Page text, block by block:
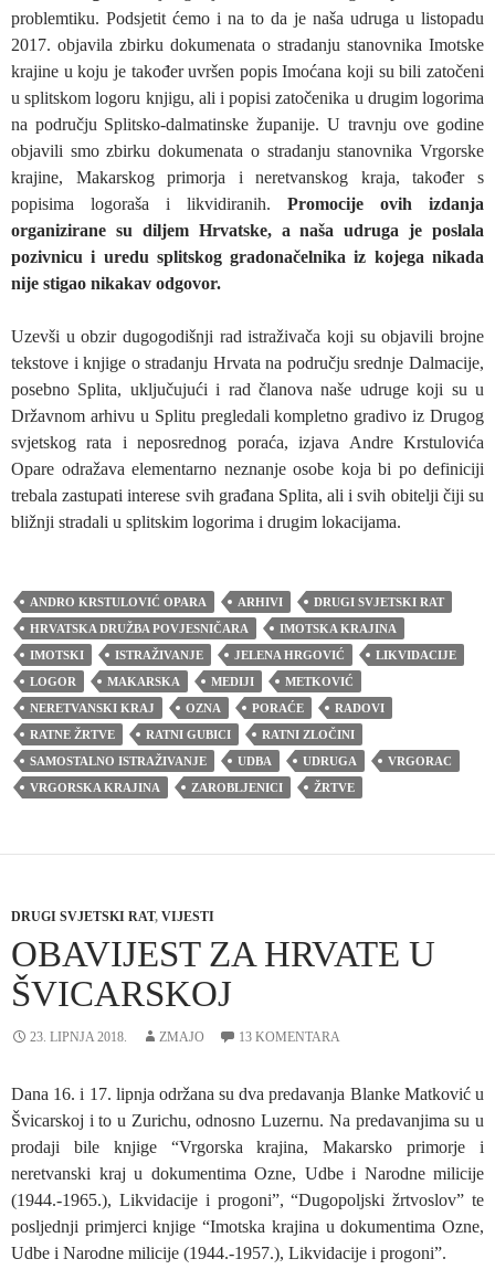
problemtiku. Podsjetit ćemo i na to da je naša udruga u listopadu
2017. objavila zbirku dokumenata o stradanju stanovnika Imotske
krajine u koju je također uvršen popis Imoćana koji su bili zatočeni
u splitskom logoru knjigu, ali i popisi zatočenika u drugim logorima
na području Splitsko-dalmatinske županije. U travnju ove godine
objavili smo zbirku dokumenata o stradanju stanovnika Vrgorske
krajine, Makarskog primorja i neretvanskog kraja, također s
popisima logoraša i likvidiranih. Promocije ovih izdanja
organizirane su diljem Hrvatske, a naša udruga je poslala
pozivnicu i uredu splitskog gradonačelnika iz kojega nikada
nije stigao nikakav odgovor.
Uzevši u obzir dugogodišnji rad istraživača koji su objavili brojne
tekstove i knjige o stradanju Hrvata na području srednje Dalmacije,
posebno Splita, uključujući i rad članova naše udruge koji su u
Državnom arhivu u Splitu pregledali kompletno gradivo iz Drugog
svjetskog rata i neposrednog poraća, izjava Andre Krstulovića
Opare odražava elementarno neznanje osobe koja bi po definiciji
trebala zastupati interese svih građana Splita, ali i svih obitelji čiji su
bližnji stradali u splitskim logorima i drugim lokacijama.
ANDRO KRSTULOVIĆ OPARA ARHIVI
DRUGI SVJETSKI RAT
HRVATSKA DRUŽBA POVJESNIČARA
IMOTSKA KRAJINA
IMOTSKI
ISTRAŽIVANJE JELENA HRGOVIĆ
LIKVIDACIJE
LOGOR
MAKARSKA MEDIJI
METKOVIĆ
NERETVANSKI KRAJ
OZNA PORAĆE
RADOVI
RATNE ŽRTVE
RATNI GUBICI
RATNI ZLOČINI
SAMOSTALNO ISTRAŽIVANJE
UDBA UDRUGA
VRGORAC
VRGORSKA KRAJINA
ZAROBLJENICI ŽRTVE
DRUGI SVJETSKI RAT, VIJESTI
OBAVIJEST ZA HRVATE U
ŠVICARSKOJ
23. LIPNJA 2018. ZMAJO 13 KOMENTARA
Dana 16. i 17. lipnja održana su dva predavanja Blanke Matković u
Švicarskoj i to u Zurichu, odnosno Luzernu. Na predavanjima su u
prodaji bile knjige “Vrgorska krajina, Makarsko primorje i
neretvanski kraj u dokumentima Ozne, Udbe i Narodne milicije
(1944.-1965.), Likvidacije i progoni”, “Dugopoljski žrtvoslov” te
posljednji primjerci knjige “Imotska krajina u dokumentima Ozne,
Udbe i Narodne milicije (1944.-1957.), Likvidacije i progoni”.